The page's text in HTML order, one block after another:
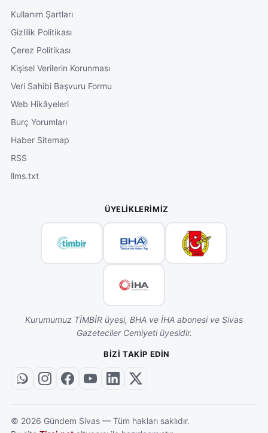
Kullanım Şartları
Gizlilik Politikası
Çerez Politikası
Kişisel Verilerin Korunması
Veri Sahibi Başvuru Formu
Web Hikâyeleri
Burç Yorumları
Haber Sitemap
RSS
llms.txt
ÜYELIKLERIMIZ
Kurumumuz TİMBİR üyesi, BHA ve İHA abonesi ve Sivas
Gazeteciler Cemiyeti üyesidir.
BIZI TAKIP EDIN
© 2026 Gündem Sivas — Tüm hakları saklıdır.